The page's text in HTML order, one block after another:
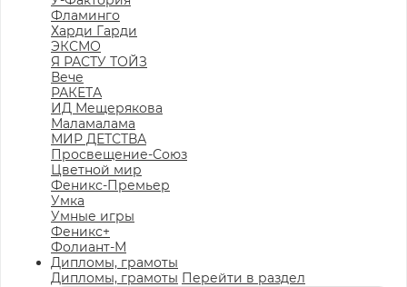
Фламинго
Харди Гарди
ЭКСМО
Я РАСТУ ТОЙЗ
Вече
РАКЕТА
ИД Мещерякова
Маламалама
МИР ДЕТСТВА
Просвещение-Союз
Цветной мир
Феникс-Премьер
Умка
Умные игры
Феникс+
Фолиант-М
Дипломы, грамоты
Дипломы, грамоты Перейти в раздел